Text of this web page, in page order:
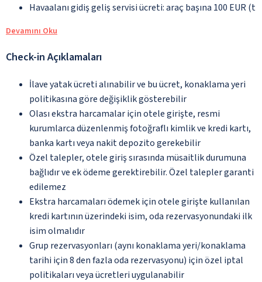
Havaalanı gidiş geliş servisi ücreti: araç başına 100 EUR (t
Devamını Oku
Check-in Açıklamaları
İlave yatak ücreti alınabilir ve bu ücret, konaklama yeri
politikasına göre değişiklik gösterebilir
Olası ekstra harcamalar için otele girişte, resmi
kurumlarca düzenlenmiş fotoğraflı kimlik ve kredi kartı,
banka kartı veya nakit depozito gerekebilir
Özel talepler, otele giriş sırasında müsaitlik durumuna
bağlıdır ve ek ödeme gerektirebilir. Özel talepler garanti
edilemez
Ekstra harcamaları ödemek için otele girişte kullanılan
kredi kartının üzerindeki isim, oda rezervasyonundaki ilk
isim olmalıdır
Grup rezervasyonları (aynı konaklama yeri/konaklama
tarihi için 8 den fazla oda rezervasyonu) için özel iptal
politikaları veya ücretleri uygulanabilir